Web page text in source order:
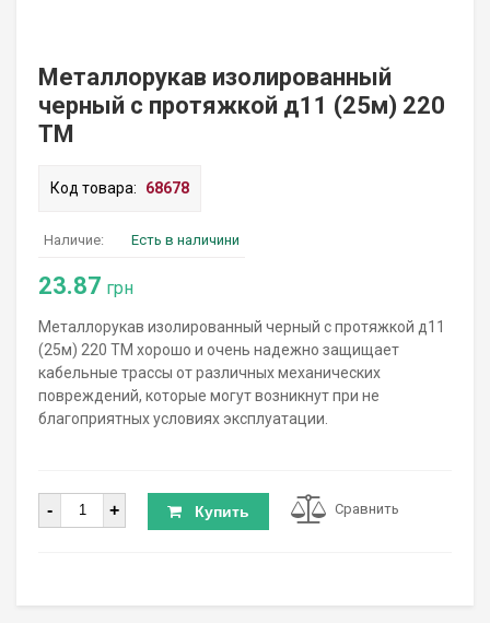
Металлорукав изолированный
черный с протяжкой д11 (25м) 220
ТМ
Код товара: 68678
Наличие: Есть в наличини
23.87 грн
Металлорукав изолированный черный с протяжкой д11
(25м) 220 ТМ хорошо и очень надежно защищает
кабельные трассы от различных механических
повреждений, которые могут возникнут при не
благоприятных условиях эксплуатации.
Количество
- + Купить Сравнить